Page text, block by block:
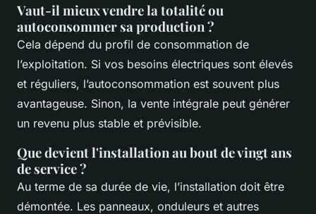
Vaut-il mieux vendre la totalité ou
autoconsommer sa production ?
Cela dépend du profil de consommation de
l’exploitation. Si vos besoins électriques sont élevés
et réguliers, l’autoconsommation est souvent plus
avantageuse. Sinon, la vente intégrale peut générer
un revenu plus stable et prévisible.
Que devient l'installation au bout de vingt ans
de service ?
Au terme de sa durée de vie, l’installation doit être
démontée. Les panneaux, onduleurs et autres